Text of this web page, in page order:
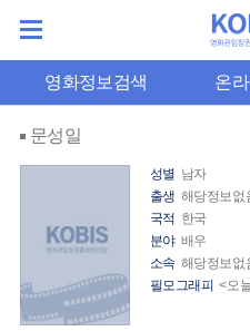
영화정보검색 온
문성일
성별 남자
출생 해당정보없
국적 한국
분야 배우
소속 해당정보없
필모그래피 <오